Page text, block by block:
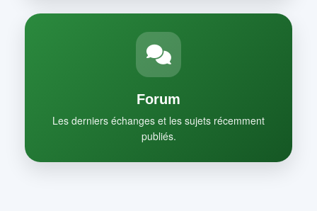
Forum
Les derniers échanges et les sujets récemment
publiés.